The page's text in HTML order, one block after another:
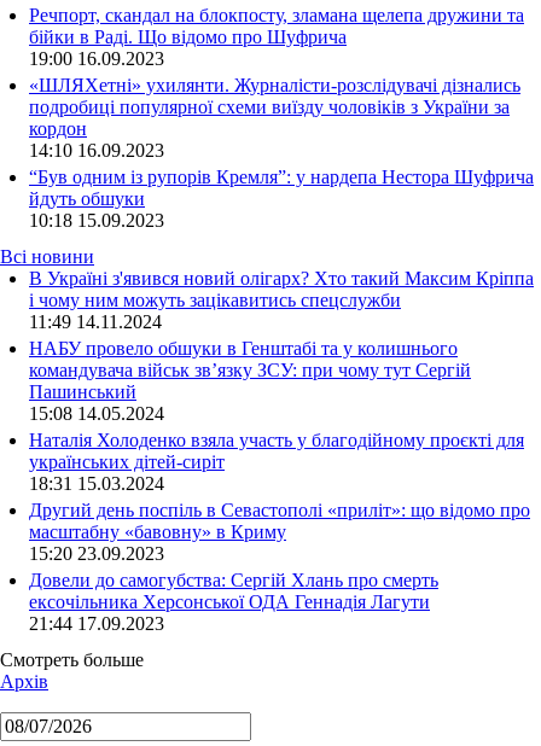
Речпорт, скандал на блокпосту, зламана щелепа дружини та
бійки в Раді. Що відомо про Шуфрича
19:00 16.09.2023
«ШЛЯХетні» ухилянти. Журналісти-розслідувачі дізнались
подробиці популярної схеми виїзду чоловіків з України за
кордон
14:10 16.09.2023
“Був одним із рупорів Кремля”: у нардепа Нестора Шуфрича
йдуть обшуки
10:18 15.09.2023
Всі новини
В Україні з'явився новий олігарх? Хто такий Максим Кріппа
і чому ним можуть зацікавитись спецслужби
11:49 14.11.2024
НАБУ провело обшуки в Генштабі та у колишнього
командувача військ зв’язку ЗСУ: при чому тут Сергій
Пашинський
15:08 14.05.2024
Наталія Холоденко взяла участь у благодійному проєкті для
українських дітей-сиріт
18:31 15.03.2024
Другий день поспіль в Севастополі «приліт»: що відомо про
масштабну «бавовну» в Криму
15:20 23.09.2023
Довели до самогубства: Сергій Хлань про смерть
ексочільника Херсонської ОДА Геннадія Лагути
21:44 17.09.2023
Смотреть больше
Архів